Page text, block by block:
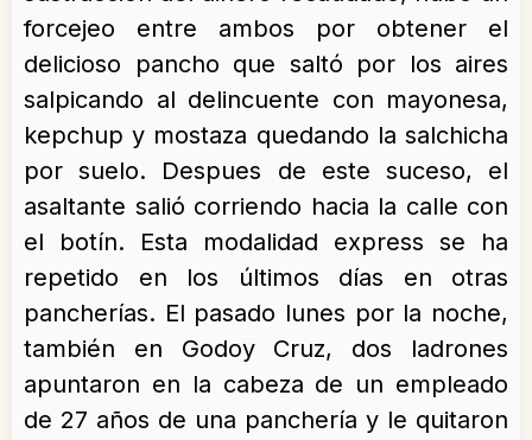
forcejeo entre ambos por obtener el
delicioso pancho que saltó por los aires
salpicando al delincuente con mayonesa,
kepchup y mostaza quedando la salchicha
por suelo. Despues de este suceso, el
asaltante salió corriendo hacia la calle con
el botín. Esta modalidad express se ha
repetido en los últimos días en otras
pancherías. El pasado lunes por la noche,
también en Godoy Cruz, dos ladrones
apuntaron en la cabeza de un empleado
de 27 años de una panchería y le quitaron